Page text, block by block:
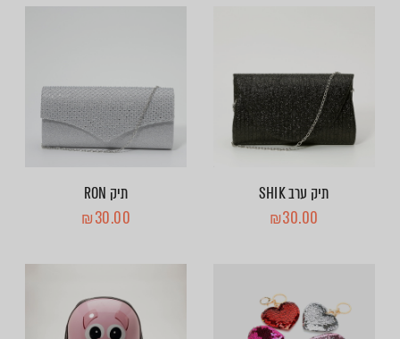
תיק ערב SHIK
₪30.00
תיק RON
₪30.00